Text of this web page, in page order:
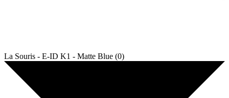
La Souris - E-ID K1 - Matte Blue (0)